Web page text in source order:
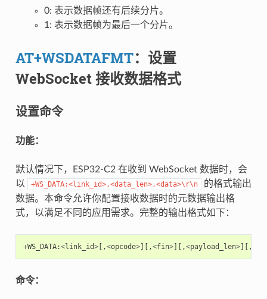
0: 表示数据帧还有后续分片。
1: 表示数据帧为最后一个分片。
AT+WSDATAFMT：设置
WebSocket 接收数据格式
设置命令
功能：
默认情况下，ESP32-C2 在收到 WebSocket 数据时，会
以
+WS_DATA:<link_id>,<data_len>,<data>\r\n
的格式输出
数据。本命令允许你配置接收数据时的元数据输出格
式，以满足不同的应用需求。完整的输出格式如下：
+WS_DATA:<link_id>[,<opcode>][,<fin>][,<payload_len>][,
命令：